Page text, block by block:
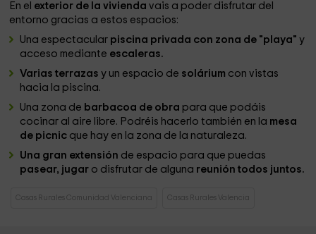
En el exterior de la viviendavais a poder disfrutar del
entorno gracias a estos espacios:
Una espectacular piscina privada con zona de "playa"y
acceso mediante escaleras.
Varias terrazasy un espacio de solárium con vistas
hacia la piscina.
Una zona de barbacoa de obra para que podáis
cocinar al aire libre. Podréis hacerlo también en la mesa
de picnic que hay en la zona de la naturaleza.
Una gran extensión de espacio para que puedas
pasear, jugar o disfrutar de alguna reunión todos juntos.
Casas Rurales Comunidad Valenciana Casas Rurales Valencia